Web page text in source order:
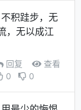
不积跬步，无
，无以成江
回复
查看
0
0